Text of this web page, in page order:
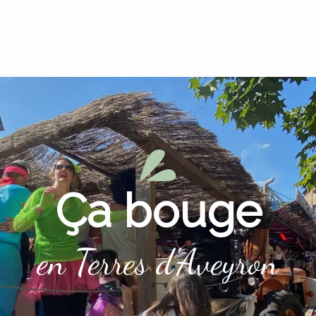
Ça bouge
en Terres d'Aveyron